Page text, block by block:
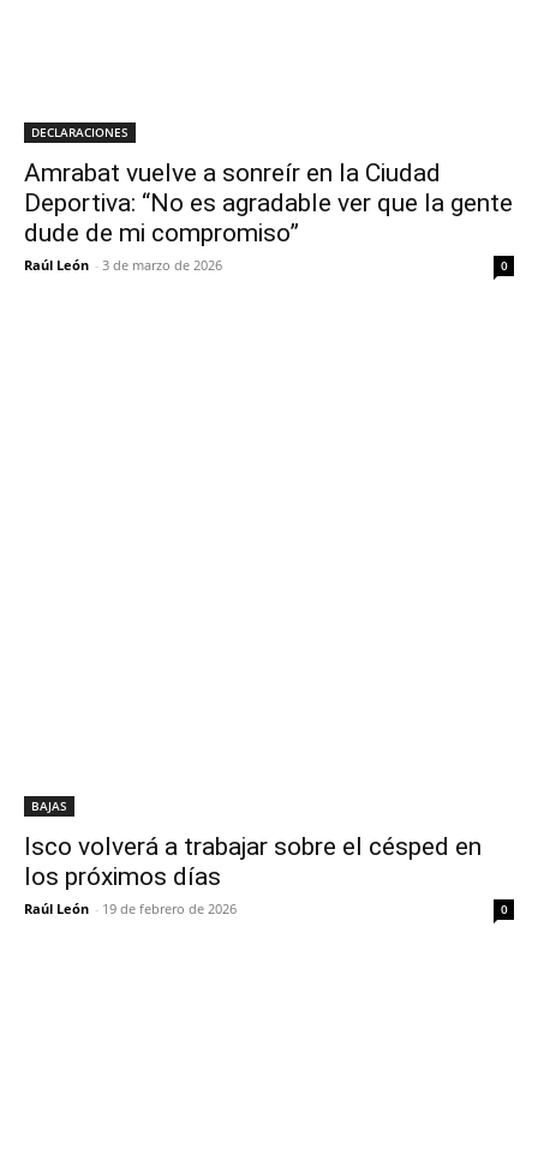
DECLARACIONES
Amrabat vuelve a sonreír en la Ciudad
Deportiva: “No es agradable ver que la gente
dude de mi compromiso”
Raúl León - 3 de marzo de 2026 0
BAJAS
Isco volverá a trabajar sobre el césped en
los próximos días
Raúl León - 19 de febrero de 2026 0